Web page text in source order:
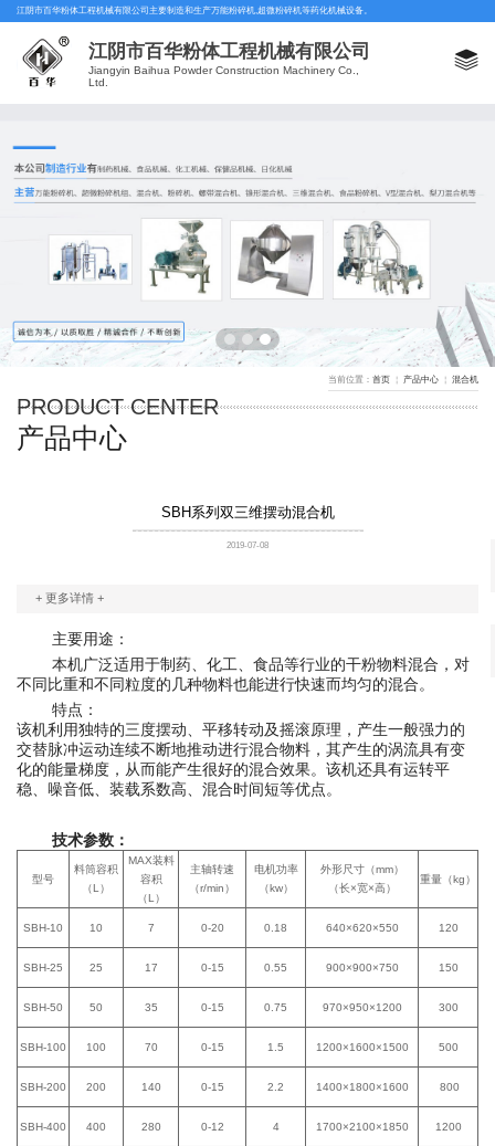
公司首页
产品中心
万能粉碎机
超微粉碎机
真空上料机
制粒机系列
干燥机系列
粗碎机
新闻资讯
关于我们
联系我们
江阴市百华粉体工程机械有限公司主要制造和生产万能粉碎机,超微粉碎机等药化机械设备。
江阴市百华粉体工程机械有限公司
Jiangyin Baihua Powder Construction Machinery Co.,
Ltd.
当前位置： 首页 ￤ 产品中心 ￤ 混合机
PRODUCT CENTER
产品中心
SBH系列双三维摆动混合机
2019-07-08
+ 更多详情 +
主要用途：
本机广泛适用于制药、化工、食品等行业的干粉物料混合，对
不同比重和不同粒度的几种物料也能进行快速而均匀的混合。
特点：
该机利用独特的三度摆动、平移转动及摇滚原理，产生一般强力的
交替脉冲运动连续不断地推动进行混合物料，其产生的涡流具有变
化的能量梯度，从而能产生很好的混合效果。该机还具有运转平
稳、噪音低、装载系数高、混合时间短等优点。
技术参数：
型号
料筒容积
（L）
MAX装料
容积
（L）
主轴转速
（r/min）
电机功率
（kw）
外形尺寸（mm）
（长×宽×高）
重量（kg）
SBH-10 10 7 0-20 0.18 640×620×550 120
SBH-25 25 17 0-15 0.55 900×900×750 150
SBH-50 50 35 0-15 0.75 970×950×1200 300
SBH-100 100 70 0-15 1.5 1200×1600×1500 500
SBH-200 200 140 0-15 2.2 1400×1800×1600 800
SBH-400 400 280 0-12 4 1700×2100×1850 1200